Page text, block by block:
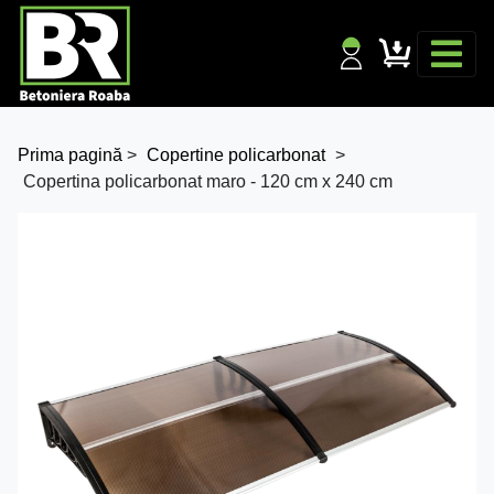
Prima pagină > Copertine policarbonat >
Copertina policarbonat maro - 120 cm x 240 cm